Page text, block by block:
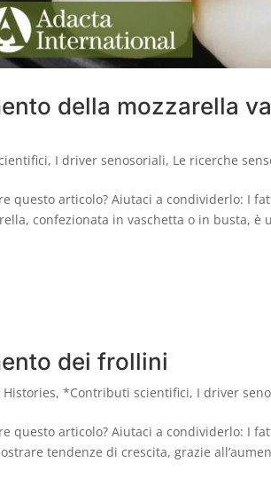
della mozzarella
, I driver senosoriali, Le ricerche
questo articolo? Aiutaci a condividerlo: I
confezionata in vaschetta o in busta, è
dei frollini
Histories,*Contributi scientifici, I driver
questo articolo? Aiutaci a condividerlo: I
tendenze di crescita, grazie